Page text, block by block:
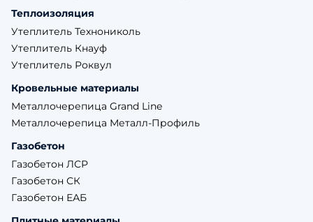
Теплоизоляция
Утеплитель Технониколь
Утеплитель Кнауф
Утеплитель Роквул
Кровельные материалы
Металлочерепица Grand Line
Металлочерепица Металл-Профиль
Газобетон
Газобетон ЛСР
Газобетон СК
Газобетон ЕАБ